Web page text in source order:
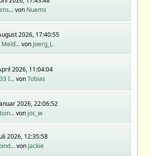
von Nuems
2026, 17:40:55
Meld...von Joerg_L
2026, 11:04:04
I...vonTobias
2026, 22:06:52
von joc_w
2026, 12:35:58
von Jackie